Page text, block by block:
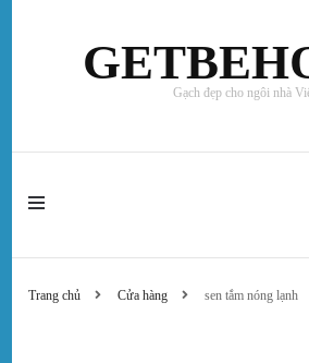
Gạch đẹp cho ngôi nhà
Trang chủ Cửa hàng sen tắm nóng lạnh